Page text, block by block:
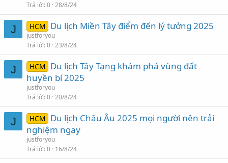
Trả lời 0 28/8/24
J HCM Du lịch Miền Tây điểm đến lý tưởng 2025
justforyou
Trả lời 0 23/8/24
J HCM
Du lịch Tây Tạng khám phá vùng đất
huyền bí 2025
justforyou
Trả lời 0 20/8/24
J HCM
Du lịch Châu Âu 2025 mọi người nên trải
nghiệm ngay
justforyou
Trả lời 0 16/8/24